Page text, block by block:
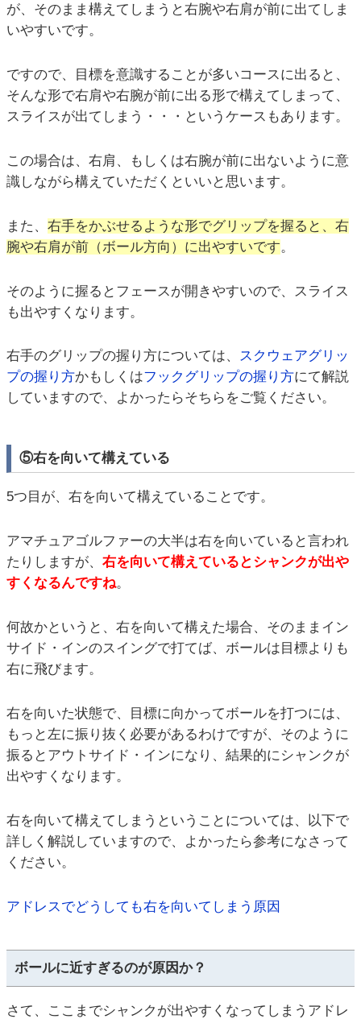
が、そのまま構えてしまうと右腕や右肩が前に出てしま
いやすいです。
ですので、目標を意識することが多いコースに出ると、
そんな形で右肩や右腕が前に出る形で構えてしまって、
スライスが出てしまう・・・というケースもあります。
この場合は、右肩、もしくは右腕が前に出ないように意
識しながら構えていただくといいと思います。
また、 右手をかぶせるような形でグリップを握ると、右
腕や右肩が前（ボール方向）に出やすいです。
そのように握るとフェースが開きやすいので、スライス
も出やすくなります。
右手のグリップの握り方については、 スクウェアグリッ
プの握り方かもしくはフックグリップの握り方にて解説
していますので、よかったらそちらをご覧ください。
⑤右を向いて構えている
5つ目が、右を向いて構えていることです。
アマチュアゴルファーの大半は右を向いていると言われ
たりしますが、 右を向いて構えているとシャンクが出や
すくなるんですね。
何故かというと、右を向いて構えた場合、そのままイン
サイド・インのスイングで打てば、ボールは目標よりも
右に飛びます。
右を向いた状態で、目標に向かってボールを打つには、
もっと左に振り抜く必要があるわけですが、そのように
振るとアウトサイド・インになり、結果的にシャンクが
出やすくなります。
右を向いて構えてしまうということについては、以下で
詳しく解説していますので、よかったら参考になさって
ください。
アドレスでどうしても右を向いてしまう原因
ボールに近すぎるのが原因か？
さて、ここまでシャンクが出やすくなってしまうアドレ